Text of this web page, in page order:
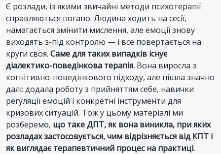
Є розлади, із якими звичайні методи психотерапії
справляються погано. Людина ходить на сесії,
намагається змінити мислення, але емоції знову
виходять з-під контролю — і все повертається на
круги своя. Саме для таких випадків існує
діалектико-поведінкова терапія. Вона виросла з
когнітивно-поведінкового підходу, але пішла значно
далі: додала роботу з прийняттям себе, навички
регуляції емоцій і конкретні інструменти для
кризових ситуацій. Тож у цьому матеріалі ми
розберемо, що таке ДПТ, як вона виникла, при яких
розладах застосовується, чим відрізняється від КПТ і
як виглядає терапевтичний процес на практиці.